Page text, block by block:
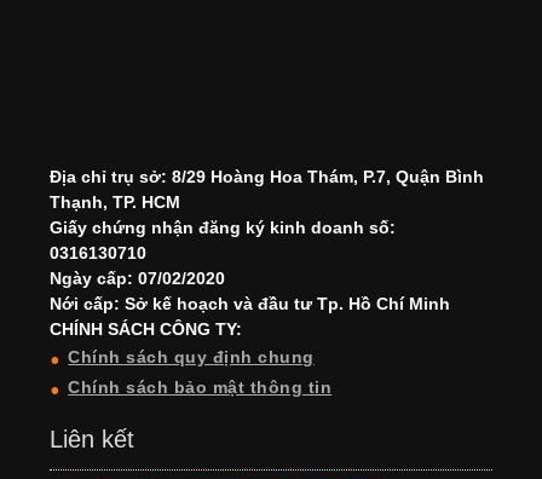
Địa chỉ trụ sở: 8/29 Hoàng Hoa Thám, P.7, Quận Bình
Thạnh, TP. HCM
Giấy chứng nhận đăng ký kinh doanh số:
0316130710
Ngày cấp: 07/02/2020
Nới cấp: Sở kế hoạch và đầu tư Tp. Hồ Chí Minh
CHÍNH SÁCH CÔNG TY:
Chính sách quy định chung
Chính sách bảo mật thông tin
Liên kết